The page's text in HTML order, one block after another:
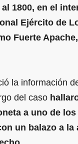
1800, en el
Ejército de
Fuerte
la información
del caso
a uno de
un balazo a la